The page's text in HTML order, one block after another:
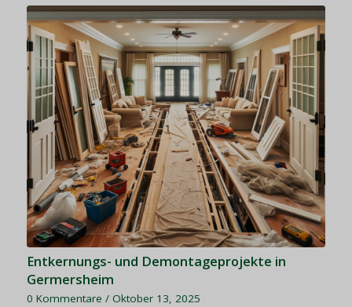
Entkernungs- und Demontageprojekte in
Germersheim
0 Kommentare / Oktober 13, 2025